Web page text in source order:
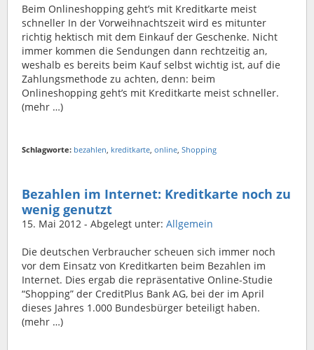
Beim Onlineshopping geht’s mit Kreditkarte meist
schneller In der Vorweihnachtszeit wird es mitunter
richtig hektisch mit dem Einkauf der Geschenke. Nicht
immer kommen die Sendungen dann rechtzeitig an,
weshalb es bereits beim Kauf selbst wichtig ist, auf die
Zahlungsmethode zu achten, denn: beim
Onlineshopping geht’s mit Kreditkarte meist schneller.
(mehr …)
Schlagworte: bezahlen, kreditkarte, online, Shopping
Bezahlen im Internet: Kreditkarte noch zu
wenig genutzt
15. Mai 2012 - Abgelegt unter: Allgemein
Die deutschen Verbraucher scheuen sich immer noch
vor dem Einsatz von Kreditkarten beim Bezahlen im
Internet. Dies ergab die repräsentative Online-Studie
“Shopping” der CreditPlus Bank AG, bei der im April
dieses Jahres 1.000 Bundesbürger beteiligt haben.
(mehr …)